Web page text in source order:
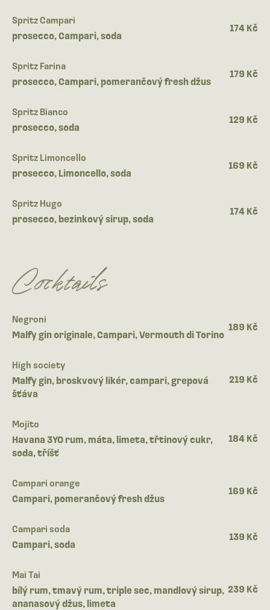
Spritz Campari
prosecco, Campari, soda
174 Kč
Spritz Farina
prosecco, Campari, pomerančový fresh džus
179 Kč
Spritz Bianco
prosecco, soda
129 Kč
Spritz Limoncello
prosecco, Limoncello, soda
169 Kč
Spritz Hugo
prosecco, bezinkový sirup, soda
174 Kč
Cocktails
Negroni
Malfy gin originale, Campari, Vermouth di Torino
189 Kč
High society
Malfy gin, broskvový likér, campari, grepová
šťáva
219 Kč
Mojito
Havana 3YO rum, máta, limeta, třtinový cukr,
soda, tříšť
184 Kč
Campari orange
Campari, pomerančový fresh džus
169 Kč
Campari soda
Campari, soda
139 Kč
Mai Tai
bílý rum, tmavý rum, triple sec, mandlový sirup,
ananasový džus, limeta
239 Kč